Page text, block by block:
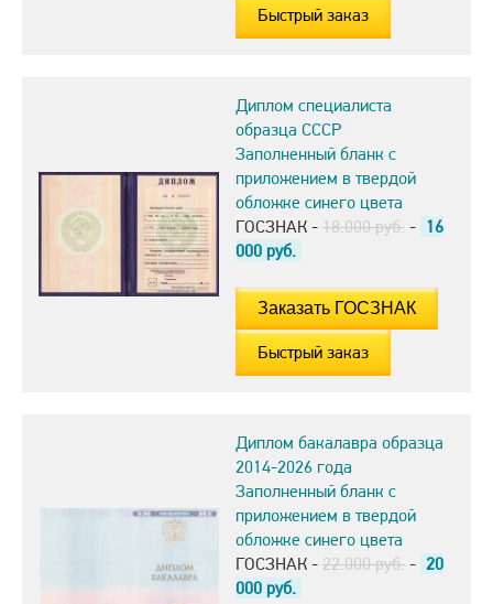
Быстрый заказ
Диплом специалиста
образца СССР
Заполненный бланк с
приложением в твердой
обложке синего цвета
ГОСЗНАК - 18.000 руб. - 16
000 руб.
Быстрый заказ
Диплом бакалавра образца
2014-2026 года
Заполненный бланк с
приложением в твердой
обложке синего цвета
ГОСЗНАК - 22.000 руб. - 20
000 руб.